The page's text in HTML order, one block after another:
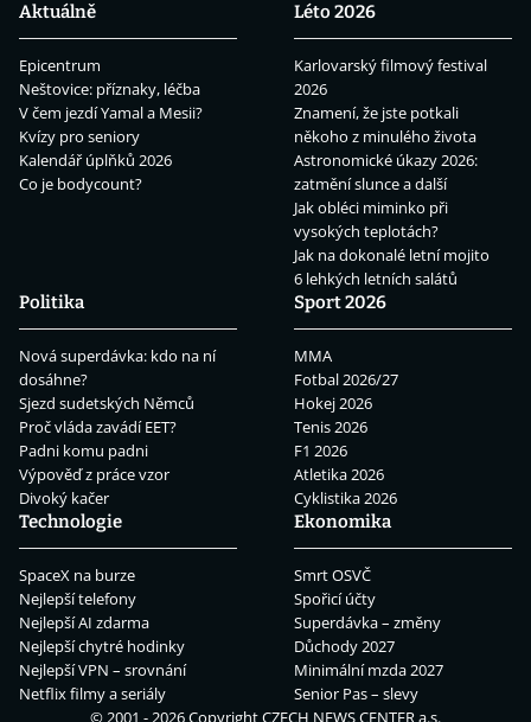
Aktuálně
Epicentrum
Neštovice: příznaky, léčba
V čem jezdí Yamal a Mesii?
Kvízy pro seniory
Kalendář úplňků 2026
Co je bodycount?
Léto 2026
Karlovarský filmový festival
2026
Znamení, že jste potkali
někoho z minulého života
Astronomické úkazy 2026:
zatmění slunce a další
Jak obléci miminko při
vysokých teplotách?
Jak na dokonalé letní mojito
6 lehkých letních salátů
Politika
Nová superdávka: kdo na ní
dosáhne?
Sjezd sudetských Němců
Proč vláda zavádí EET?
Padni komu padni
Výpověď z práce vzor
Divoký kačer
Sport 2026
MMA
Fotbal 2026/27
Hokej 2026
Tenis 2026
F1 2026
Atletika 2026
Cyklistika 2026
Technologie
SpaceX na burze
Nejlepší telefony
Nejlepší AI zdarma
Nejlepší chytré hodinky
Nejlepší VPN – srovnání
Netflix filmy a seriály
Ekonomika
Smrt OSVČ
Spořicí účty
Superdávka – změny
Důchody 2027
Minimální mzda 2027
Senior Pas – slevy
© 2001 - 2026 CopyrightCZECH NEWS CENTER a.s.